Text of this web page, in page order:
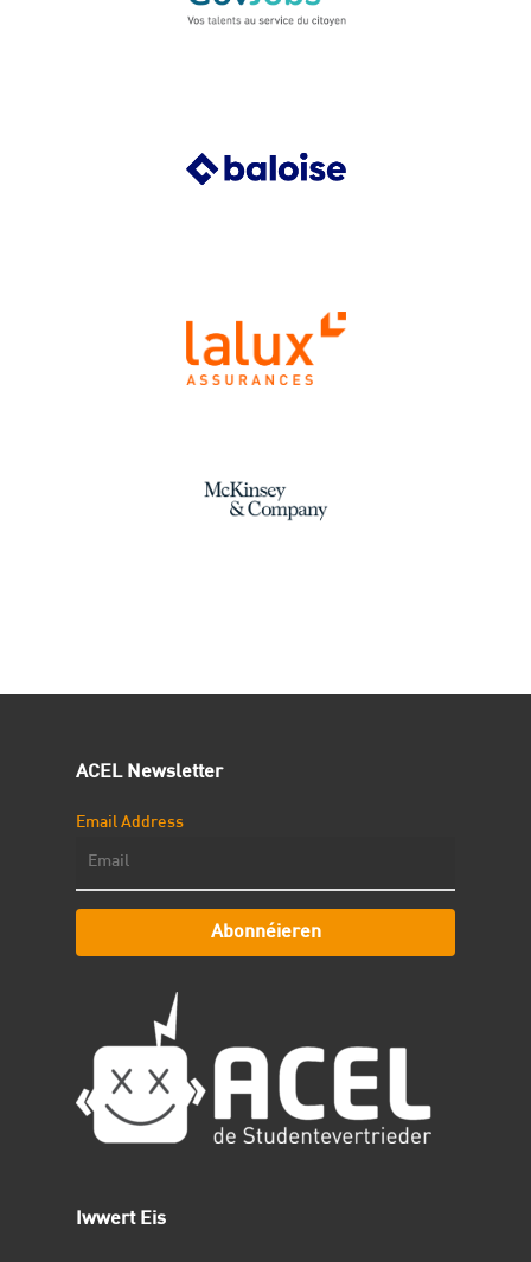
ACEL Newsletter
Email Address
Abonnéieren
Iwwert Eis